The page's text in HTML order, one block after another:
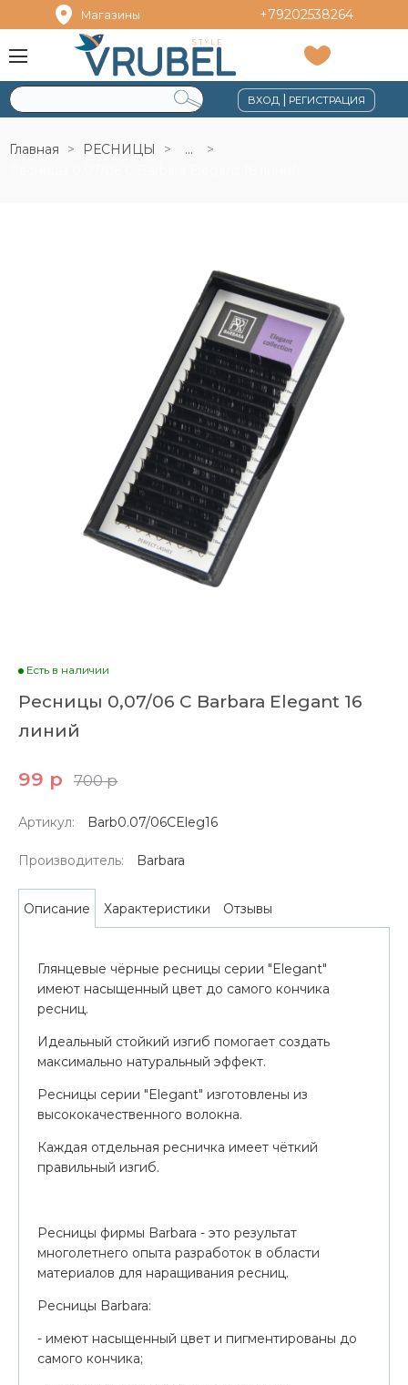
Магазины +79202538264
ВХОД |РЕГИСТРАЦИЯ
Главная РЕСНИЦЫ
...
Есть в наличии
Ресницы 0,07/06 C Barbara Elegant 16
линий
99 р 700 р
Артикул: Barb0.07/06CEleg16
Производитель: Barbara
Описание Характеристики Отзывы
Глянцевые чёрные ресницы серии "Elegant"
имеют насыщенный цвет до самого кончика
ресниц.
Идеальный стойкий изгиб помогает создать
максимально натуральный эффект.
Ресницы серии "Elegant" изготовлены из
высококачественного волокна.
Каждая отдельная ресничка имеет чёткий
правильный изгиб.
Ресницы фирмы Barbara - это результат
многолетнего опыта разработок в области
материалов для наращивания ресниц.
Ресницы Barbara:
- имеют насыщенный цвет и пигментированы до
самого кончика;